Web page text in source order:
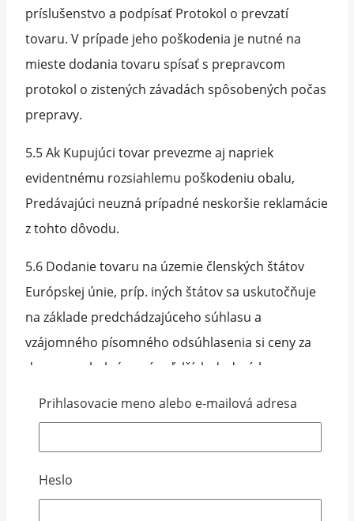
príslušenstvo a podpísať Protokol o prevzatí
tovaru. V prípade jeho poškodenia je nutné na
mieste dodania tovaru spísať s prepravcom
protokol o zistených závadách spôsobených počas
prepravy.
5.5 Ak Kupujúci tovar prevezme aj napriek
evidentnému rozsiahlemu poškodeniu obalu,
Predávajúci neuzná prípadné neskoršie reklamácie
z tohto dôvodu.
5.6 Dodanie tovaru na územie členských štátov
Európskej únie, príp. iných štátov sa uskutočňuje
na základe predchádzajúceho súhlasu a
vzájomného písomného odsúhlasenia si ceny za
dopravu a balné a príp. ďalších dodacích
podmienok medzi Kupujúcim a Predávajúcim.
4.1 Kúpna cena tovarov ponúkaných predávajúcim
Prihlasovacie meno alebo e-mailová adresa
Heslo